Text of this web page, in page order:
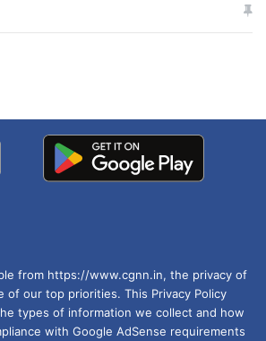
से
खाई में धक्का… आरोपियों ने
from https://www.cgnn.in, the privacy of
of our top priorities. This Privacy Policy
types of information we collect and how
with Google AdSense requirements